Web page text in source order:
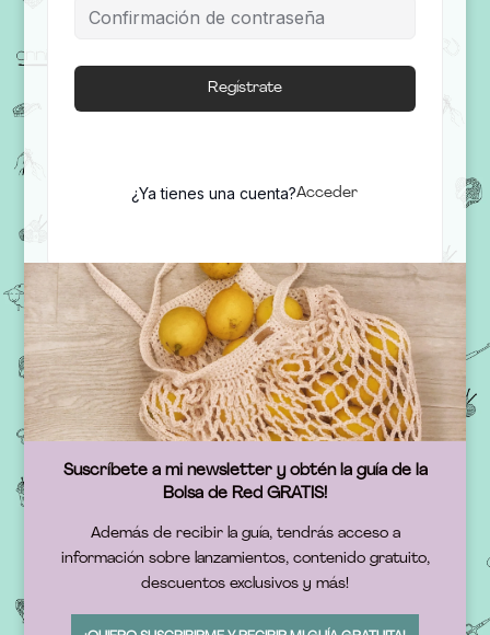
Regístrate
¿Ya tienes una cuenta?Acceder
Suscríbete a mi newsletter y obtén la guía de la
Bolsa de Red GRATIS!
Además de recibir la guía, tendrás acceso a
información sobre lanzamientos, contenido gratuito,
descuentos exclusivos y más!